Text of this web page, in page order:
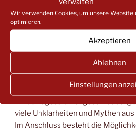
Wir verwenden Cookies, um unsere Website
optimieren.
Akzeptieren
Ablehnen
Einstellungen
des Landeselternausschusses RLP,
Teilnehmenden die Grundlagen
veranschaulichen. Denn eine
Bildungspartnerschaft kann zur
einen erheblichen Beitrag leisten.
Rahmen dieser Veranstaltung die
Elternmitwirkung gemäß des
Kindertagesstättengesetzes
viele Unklarheiten und Mythen
Im Anschluss besteht die